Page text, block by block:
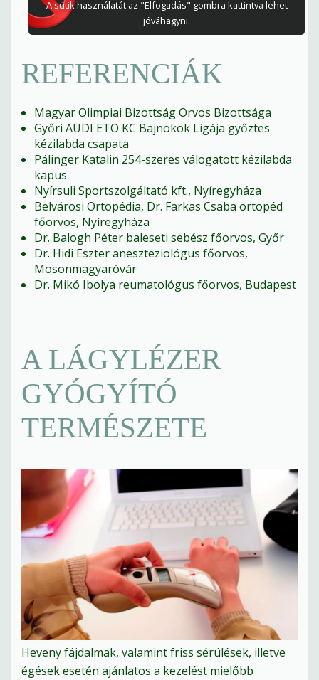
A sütik használatát az "Elfogadás" gombra kattintva lehet
jóváhagyni.
REFERENCIÁK
Magyar Olimpiai Bizottság Orvos Bizottsága
Győri AUDI ETO KC Bajnokok Ligája győztes
kézilabda csapata
Pálinger Katalin 254-szeres válogatott kézilabda
kapus
Nyírsuli Sportszolgáltató kft., Nyíregyháza
Belvárosi Ortopédia, Dr. Farkas Csaba ortopéd
főorvos, Nyíregyháza
Dr. Balogh Péter baleseti sebész főorvos, Győr
Dr. Hidi Eszter aneszteziológus főorvos,
Mosonmagyaróvár
Dr. Mikó Ibolya reumatológus főorvos, Budapest
A LÁGYLÉZER
GYÓGYÍTÓ
TERMÉSZETE
Heveny fájdalmak, valamint friss sérülések, illetve
égések esetén ajánlatos a kezelést mielőbb